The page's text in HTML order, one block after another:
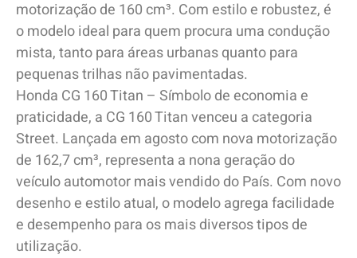
motorização de 160 cm³. Com estilo e robustez, é
o modelo ideal para quem procura uma condução
mista, tanto para áreas urbanas quanto para
pequenas trilhas não pavimentadas.
Honda CG 160 Titan – Símbolo de economia e
praticidade, a CG 160 Titan venceu a categoria
Street. Lançada em agosto com nova motorização
de 162,7 cm³, representa a nona geração do
veículo automotor mais vendido do País. Com novo
desenho e estilo atual, o modelo agrega facilidade
e desempenho para os mais diversos tipos de
utilização.